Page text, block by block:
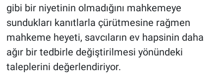
gibi bir niyetinin olmadığını mahkemeye
sundukları kanıtlarla çürütmesine rağmen
mahkeme heyeti, savcıların ev hapsinin daha
ağır bir tedbirle değiştirilmesi yönündeki
taleplerini değerlendiriyor.